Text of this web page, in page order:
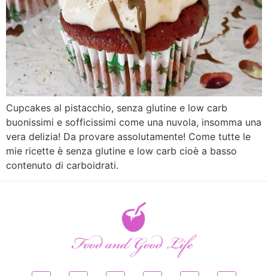
Cupcakes al pistacchio, senza glutine e low carb
buonissimi e sofficissimi come una nuvola, insomma una
vera delizia! Da provare assolutamente! Come tutte le
mie ricette è senza glutine e low carb cioè a basso
contenuto di carboidrati.